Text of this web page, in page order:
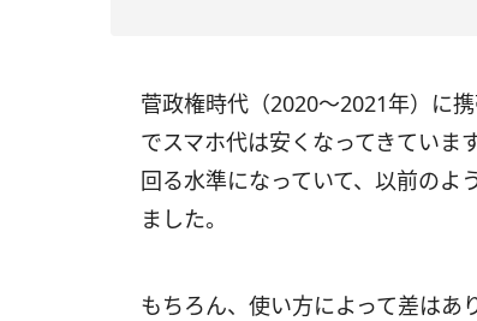
菅政権時代（2020〜2021年）に
でスマホ代は安くなってきていま
回る水準になっていて、以前のよ
ました。
もちろん、使い方によって差はあ